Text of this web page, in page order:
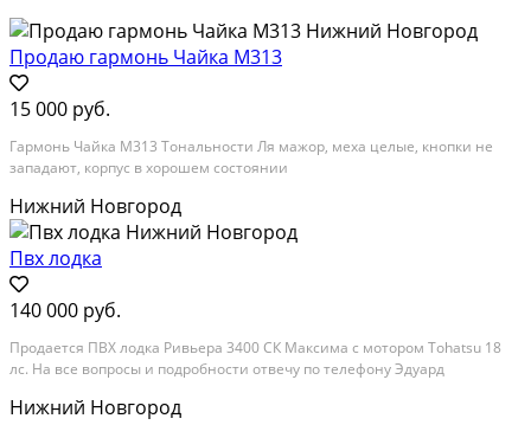
Продаю гармонь Чайка М313
15 000 руб.
Гармонь Чайка М313 Тональности Ля мажор, меха целые, кнопки не
западают, корпус в хорошем состоянии
Нижний Новгород
Пвх лодка
140 000 руб.
Продается ПВХ лодка Ривьера 3400 СК Максима с мотором Tohatsu 18
лс. На все вопросы и подробности отвечу по телефону Эдуард
Нижний Новгород